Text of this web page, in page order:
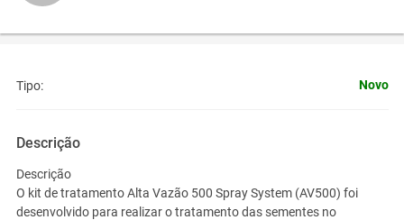
Tipo: Novo
Descrição
Descrição
O kit de tratamento Alta Vazão 500 Spray System (AV500) foi
desenvolvido para realizar o tratamento das sementes no